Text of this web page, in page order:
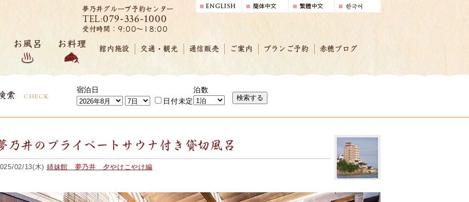
夢乃井グループ予約センター
TEL:079-336-1000
受付時間：9:00～18:00
お風呂 お料理
館内施設 交通・観光 通信販売 ご案内 プランご予約 赤穂ブログ
索 CHECK
宿泊日
日付未定
泊数
検索する
乃井のプライベートサウナ付き貸切風呂
02/13(木) 姉妹館 夢乃井 夕やけこやけ編